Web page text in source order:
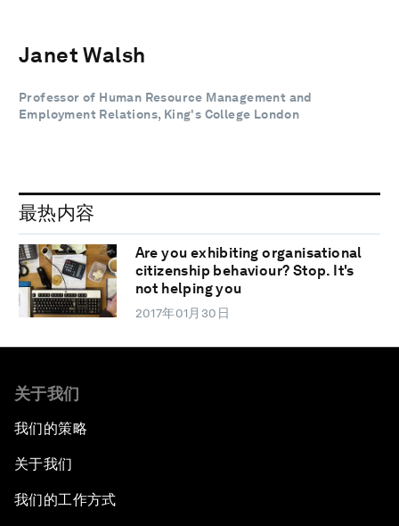
Janet Walsh
Professor of Human Resource Management and
Employment Relations, King's College London
最热内容
Are you exhibiting organisational
citizenship behaviour? Stop. It's
not helping you
2017年01月30日
关于我们
我们的策略
关于我们
我们的工作方式